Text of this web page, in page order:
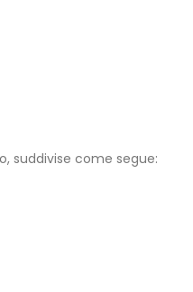
suddivise come segue: